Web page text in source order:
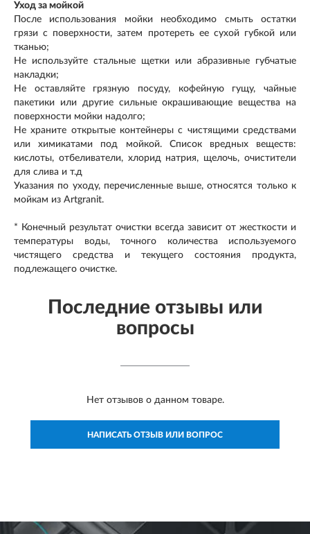
Уход за мойкой
После использования мойки необходимо смыть остатки
грязи с поверхности, затем протереть ее сухой губкой или
тканью;
Не используйте стальные щетки или абразивные губчатые
накладки;
Не оставляйте грязную посуду, кофейную гущу, чайные
пакетики или другие сильные окрашивающие вещества на
поверхности мойки надолго;
Не храните открытые контейнеры с чистящими средствами
или химикатами под мойкой. Список вредных веществ:
кислоты, отбеливатели, хлорид натрия, щелочь, очистители
для слива и т.д
Указания по уходу, перечисленные выше, относятся только к
мойкам из Artgranit.
* Конечный результат очистки всегда зависит от жесткости и
температуры воды, точного количества используемого
чистящего средства и текущего состояния продукта,
подлежащего очистке.
Последние отзывы или
вопросы
Нет отзывов о данном товаре.
НАПИСАТЬ ОТЗЫВ ИЛИ ВОПРОС